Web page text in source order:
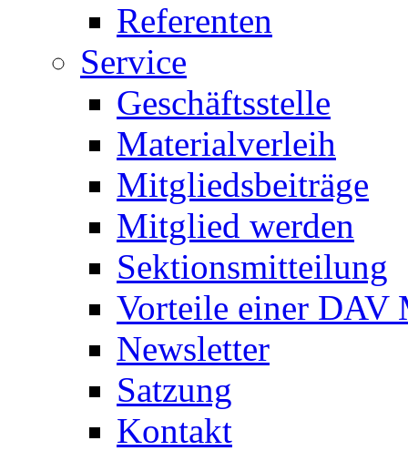
Referenten
Service
Geschäftsstelle
Materialverleih
Mitgliedsbeiträge
Mitglied werden
Sektionsmitteilung
Vorteile einer DAV
Newsletter
Satzung
Kontakt